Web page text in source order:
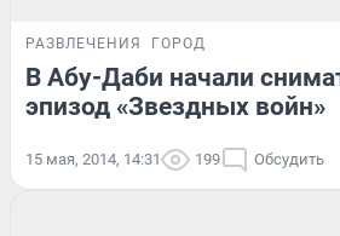
РАЗВЛЕЧЕНИЯ ГОРОД
В Абу-Даби начали
эпизод «Звездных войн»
15 мая, 2014, 14:31 199 Обсудить